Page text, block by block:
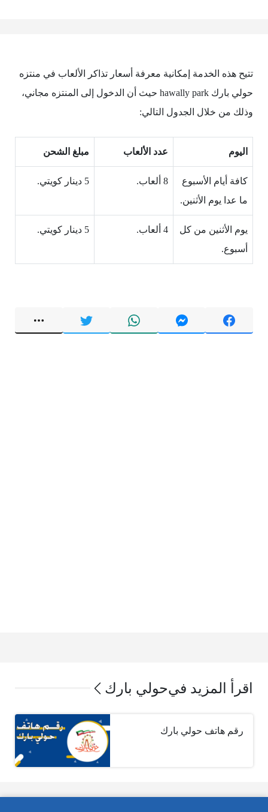
تتيح هذه الخدمة إمكانية معرفة أسعار تذاكر الألعاب في منتزه
حولي بارك hawally park حيث أن الدخول إلى المنتزه مجاني،
وذلك من خلال الجدول التالي:
اليوم عدد الألعاب مبلغ الشحن
كافة أيام الأسبوع
ما عدا يوم الأثنين.
8 ألعاب. 5 دينار كويتي.
يوم الأثنين من كل
أسبوع.
4 ألعاب. 5 دينار كويتي.
اقرأ المزيد فيحولي بارك
رقم هاتف حولي بارك